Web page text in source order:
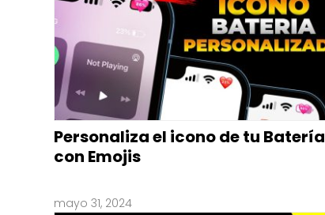
Personaliza el icono de tu Batería
con Emojis
mayo 31, 2024